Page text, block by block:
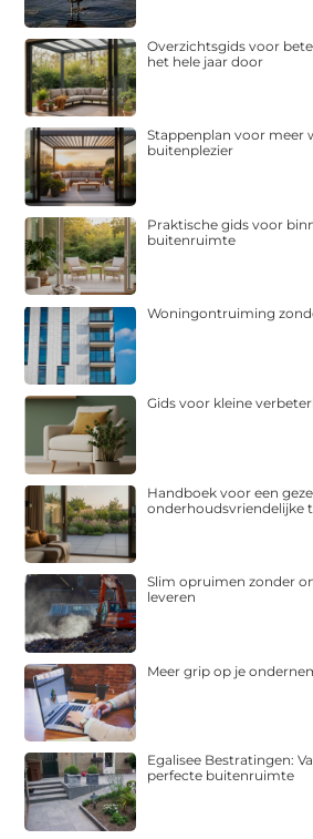
Overzichtsgids voor
het hele jaar door
Stappenplan voor meer
buitenplezier
Praktische gids voor
buitenruimte
Woningontruiming
Gids voor kleine
Handboek voor een
onderhoudsvriendelijke
Slim opruimen zonder
leveren
Meer grip op je
Egalisee Bestratingen:
perfecte buitenruimte